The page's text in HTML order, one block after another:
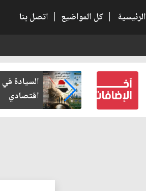
الرئيسية | كل المواضيع | اتصل بنا
بعد أخذ
السيادة
اقتصادي